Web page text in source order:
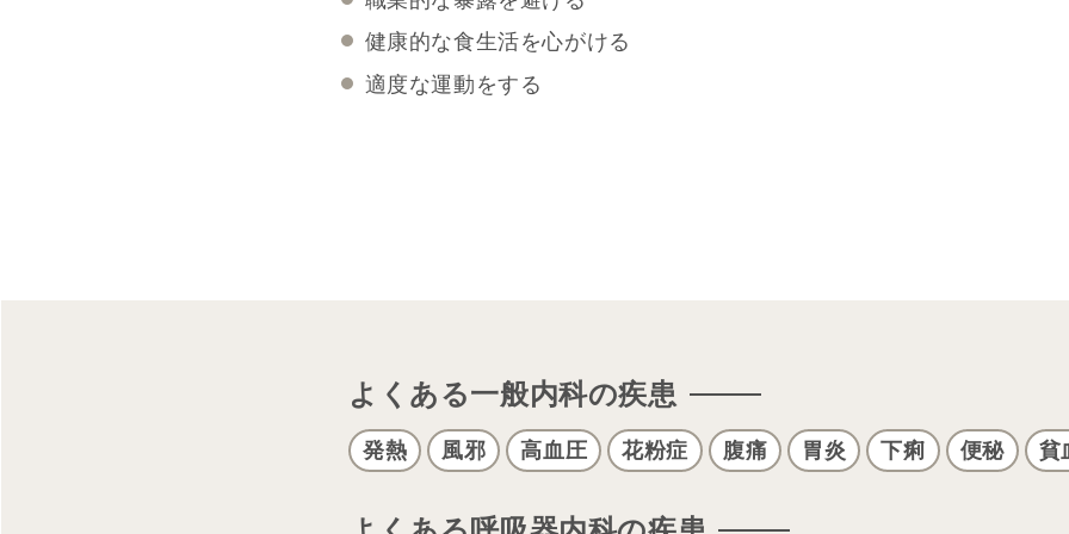
健康的な食生活を心がける
適度な運動をする
よくある一般内科の疾患
発熱 風邪 高血圧 花粉症 腹痛 胃炎 下痢 便秘 貧